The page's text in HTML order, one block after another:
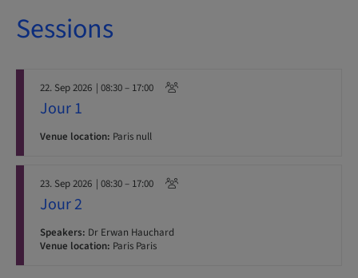
Sessions
22. Sep 2026 | 08:30 – 17:00
Jour 1
Venue location: Paris null
23. Sep 2026 | 08:30 – 17:00
Jour 2
Speakers: Dr Erwan Hauchard
Venue location: Paris Paris